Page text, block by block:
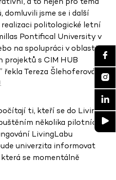
domluvili jsme se i další
politologické letní
Pontifical University v
na spolupráci v oblasti
projektů s CIM HUB
řekla Tereza Šlehoferová
ti, kteří se do Living
několika pilotních
LivingLabu
univerzita informovat
se momentálně